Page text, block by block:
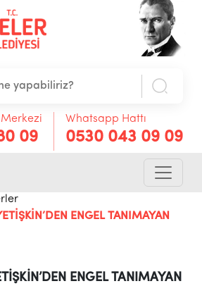
Merkezi
09
Whatsapp Hattı
0530 043 09 09
ENGEL TANIMAYAN
ENGEL TANIMAYAN